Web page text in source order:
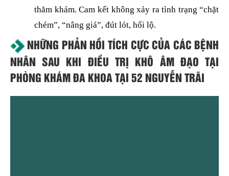
thăm khám. Cam kết không xảy ra tình trạng “chặt
chém”, “nâng giá”, đút lót, hối lộ.
NHỮNG PHẢN HỒI TÍCH CỰC CỦA CÁC BỆNH
NHÂN SAU KHI ĐIỀU TRỊ KHÔ ÂM ĐẠO TẠI
PHÒNG KHÁM ĐA KHOA TẠI 52 NGUYỄN TRÃI